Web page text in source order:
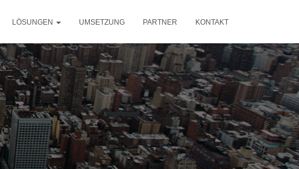
LÖSUNGEN UMSETZUNG PARTNER KONTAKT